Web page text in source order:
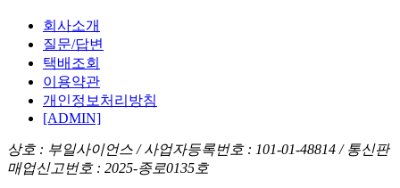
회사소개
질문/답변
택배조회
이용약관
개인정보처리방침
[ADMIN]
상호 : 부일사이언스 /사업자등록번호 : 101-01-48814 / 통신판
매업신고번호 : 2025-종로0135호